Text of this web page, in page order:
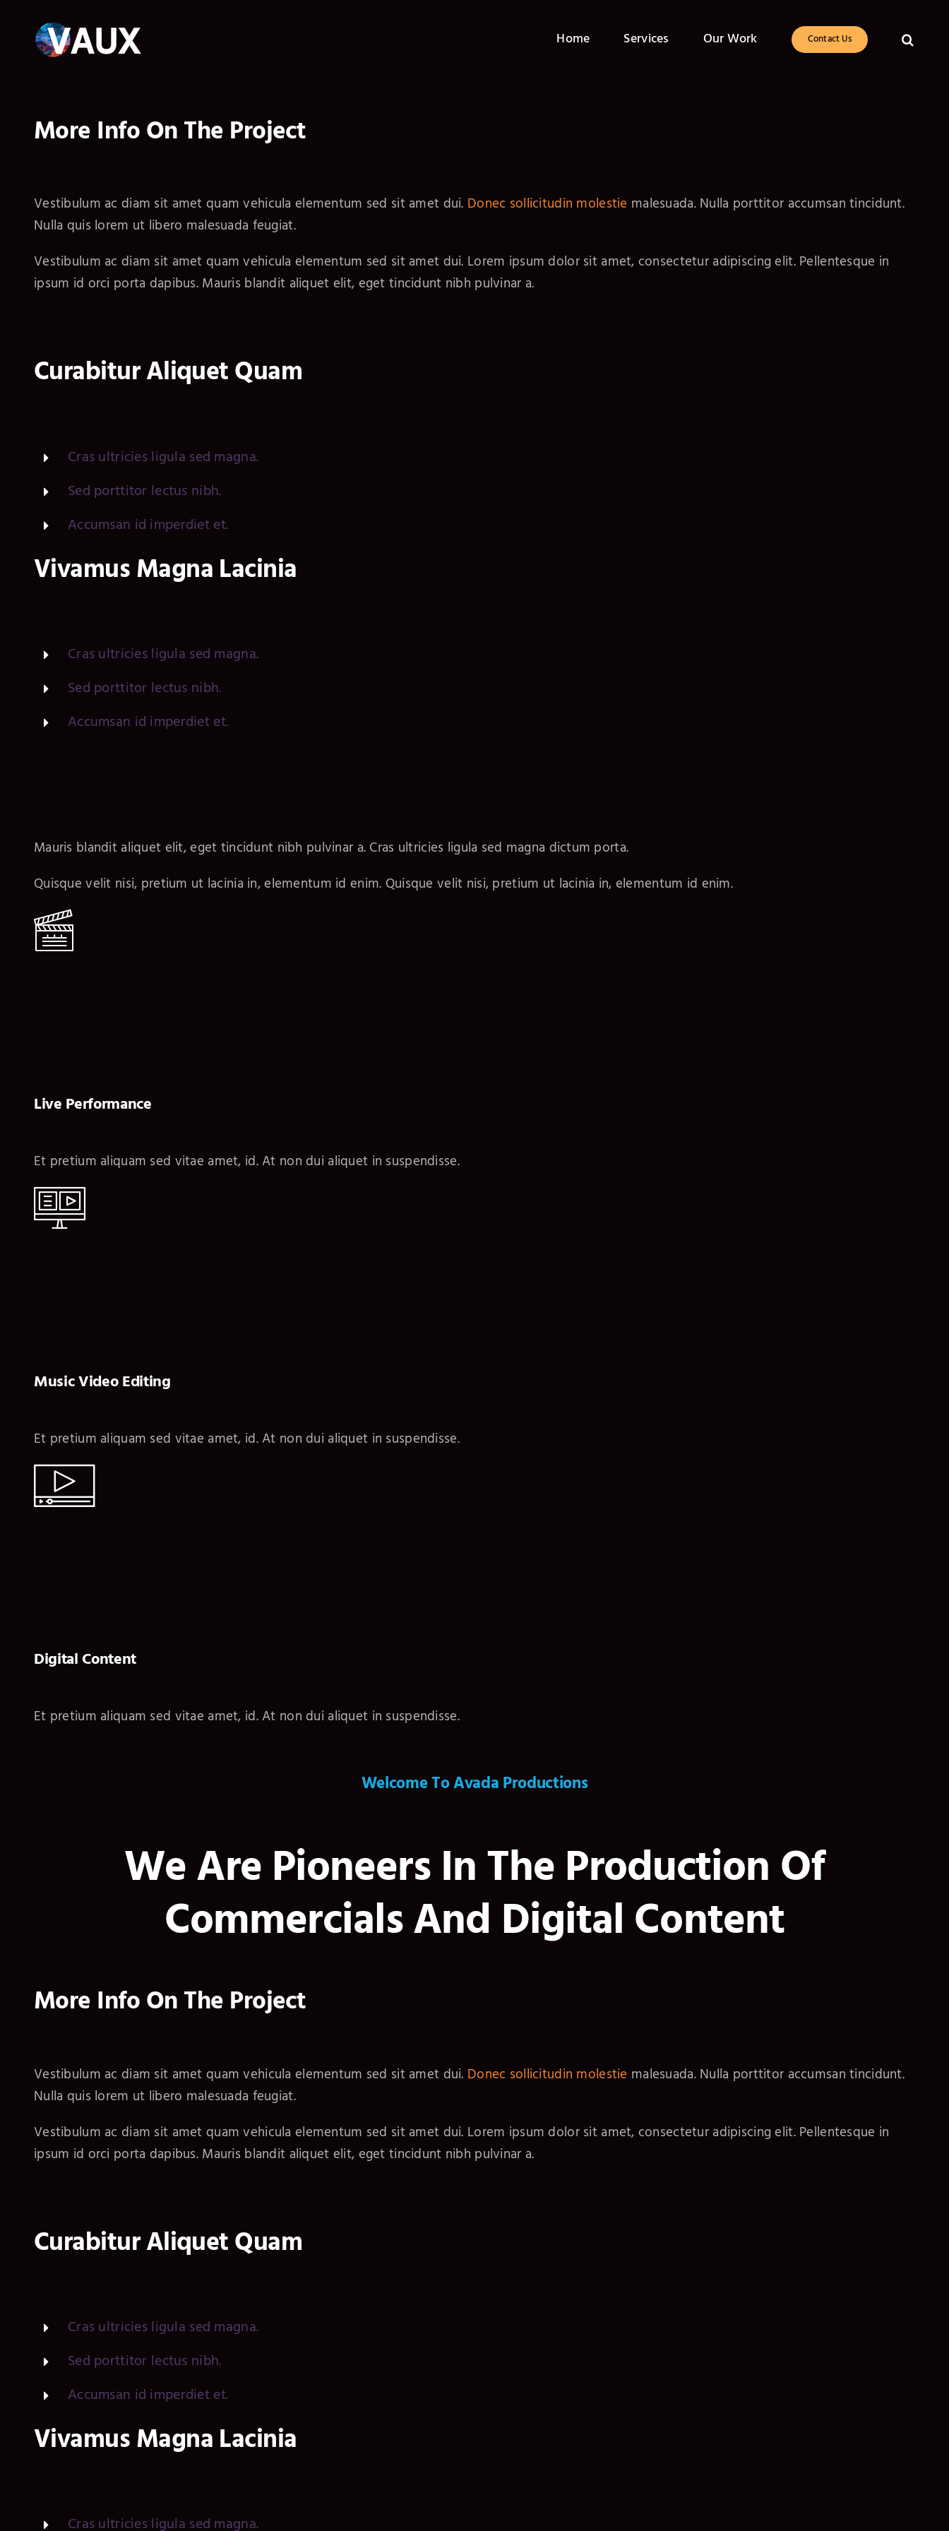
content
Home Services Our Work Contact Us
More Info On The Project
Vestibulum ac diam sit amet quam vehicula elementum sed sit amet dui. Donec sollicitudin molestie malesuada. Nulla porttitor accumsan tincidunt.
Nulla quis lorem ut libero malesuada feugiat.
Vestibulum ac diam sit amet quam vehicula elementum sed sit amet dui. Lorem ipsum dolor sit amet, consectetur adipiscing elit. Pellentesque in
ipsum id orci porta dapibus. Mauris blandit aliquet elit, eget tincidunt nibh pulvinar a.
Curabitur Aliquet Quam
Cras ultricies ligula sed magna.
Sed porttitor lectus nibh.
Accumsan id imperdiet et.
Vivamus Magna Lacinia
Cras ultricies ligula sed magna.
Sed porttitor lectus nibh.
Accumsan id imperdiet et.
Mauris blandit aliquet elit, eget tincidunt nibh pulvinar a. Cras ultricies ligula sed magna dictum porta.
Quisque velit nisi, pretium ut lacinia in, elementum id enim. Quisque velit nisi, pretium ut lacinia in, elementum id enim.
Live Performance
Et pretium aliquam sed vitae amet, id. At non dui aliquet in suspendisse.
Music Video Editing
Et pretium aliquam sed vitae amet, id. At non dui aliquet in suspendisse.
Digital Content
Et pretium aliquam sed vitae amet, id. At non dui aliquet in suspendisse.
Welcome To Avada Productions
We Are Pioneers In The Production Of
Commercials And Digital Content
More Info On The Project
Vestibulum ac diam sit amet quam vehicula elementum sed sit amet dui. Donec sollicitudin molestie malesuada. Nulla porttitor accumsan tincidunt.
Nulla quis lorem ut libero malesuada feugiat.
Vestibulum ac diam sit amet quam vehicula elementum sed sit amet dui. Lorem ipsum dolor sit amet, consectetur adipiscing elit. Pellentesque in
ipsum id orci porta dapibus. Mauris blandit aliquet elit, eget tincidunt nibh pulvinar a.
Curabitur Aliquet Quam
Cras ultricies ligula sed magna.
Sed porttitor lectus nibh.
Accumsan id imperdiet et.
Vivamus Magna Lacinia
Cras ultricies ligula sed magna.